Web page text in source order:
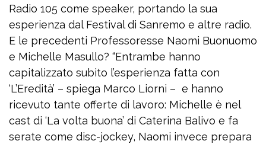
Radio 105 come speaker, portando la sua
esperienza dal Festival di Sanremo e altre radio.
E le precedenti Professoresse Naomi Buonuomo
e Michelle Masullo? “Entrambe hanno
capitalizzato subito l’esperienza fatta con
‘L’Eredità’ – spiega Marco Liorni – e hanno
ricevuto tante offerte di lavoro: Michelle è nel
cast di ‘La volta buona’ di Caterina Balivo e fa
serate come disc-jockey, Naomi invece prepara